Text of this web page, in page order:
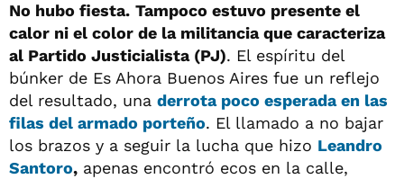
No hubo fiesta. Tampoco estuvo presente el
calor ni el color de la militancia que caracteriza
al Partido Justicialista (PJ). El espíritu del
búnker de Es Ahora Buenos Aires fue un reflejo
del resultado, una derrota poco esperada en las
filas del armado porteño. El llamado a no bajar
los brazos y a seguir la lucha que hizo Leandro
Santoro, apenas encontró ecos en la calle,